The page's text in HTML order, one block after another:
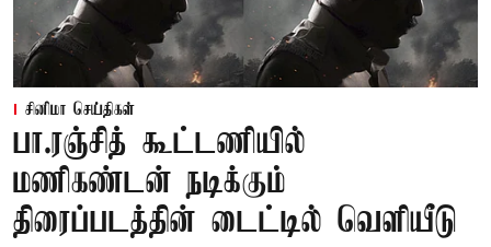
சினிமா செய்திகள்
பா.ரஞ்சித் கூட்டணியில்
மணிகண்டன் நடிக்கும்
திரைப்படத்தின் டைட்டில் வெளியீடு